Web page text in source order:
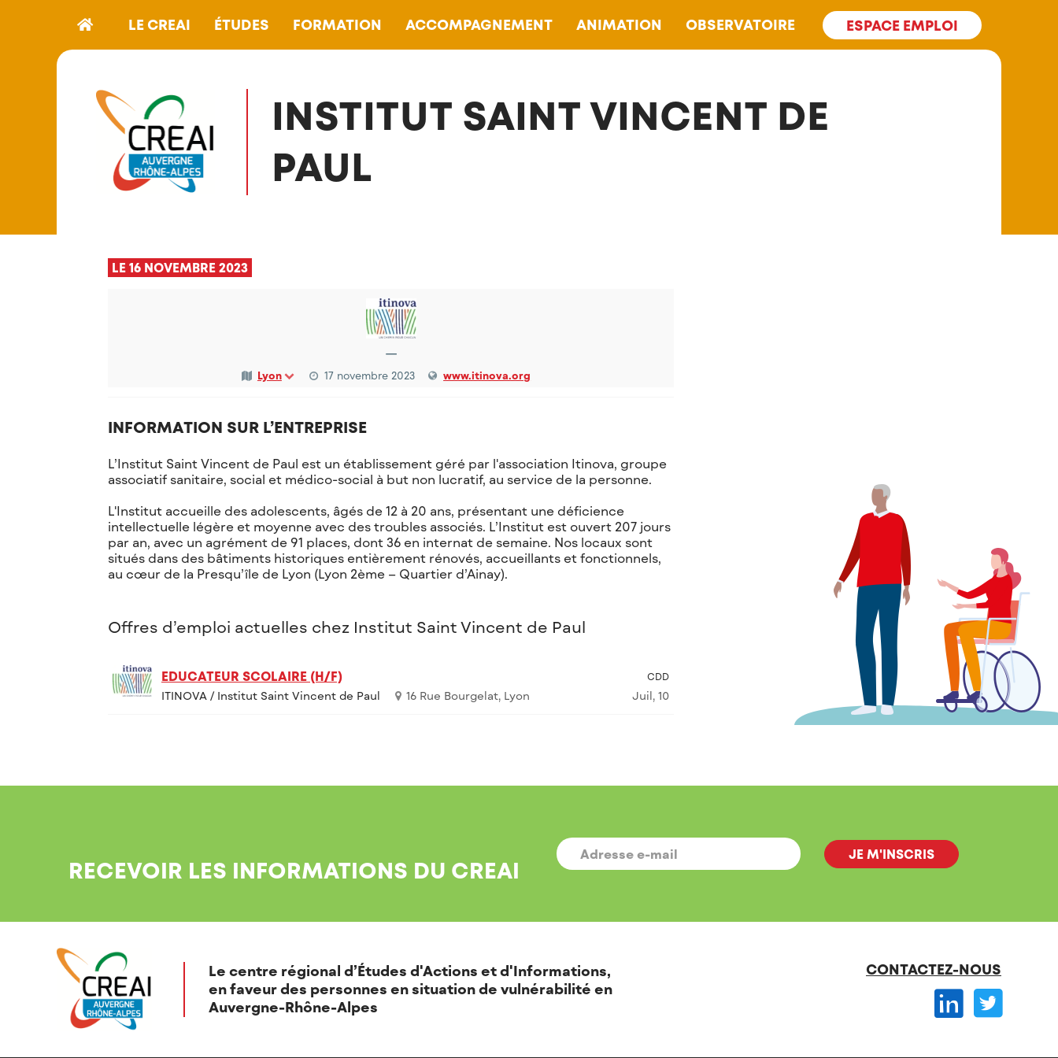
LE CREAI ÉTUDES FORMATION ACCOMPAGNEMENT ANIMATION OBSERVATOIRE ESPACE EMPLOI
INSTITUT SAINT VINCENT DE
PAUL
LE 16 NOVEMBRE 2023
—
Lyon 17 novembre 2023 www.itinova.org
INFORMATION SUR L’ENTREPRISE
L’Institut Saint Vincent de Paul est un établissement géré par l'association Itinova, groupe
associatif sanitaire, social et médico-social à but non lucratif, au service de la personne.
L'Institut accueille des adolescents, âgés de 12 à 20 ans, présentant une déficience
intellectuelle légère et moyenne avec des troubles associés. L’Institut est ouvert 207 jours
par an, avec un agrément de 91 places, dont 36 en internat de semaine. Nos locaux sont
situés dans des bâtiments historiques entièrement rénovés, accueillants et fonctionnels,
au cœur de la Presqu’île de Lyon (Lyon 2ème – Quartier d’Ainay).
Offres d’emploi actuelles chez Institut Saint Vincent de Paul
EDUCATEUR SCOLAIRE (H/F) CDD
ITINOVA / Institut Saint Vincent de Paul 16 Rue Bourgelat, Lyon Juil, 10
RECEVOIR LES INFORMATIONS DU CREAI
E-
MAIL *
Le centre régional d’Études d'Actions et d'Informations,
en faveur des personnes en situation de vulnérabilité en
Auvergne-Rhône-Alpes
CONTACTEZ-NOUS